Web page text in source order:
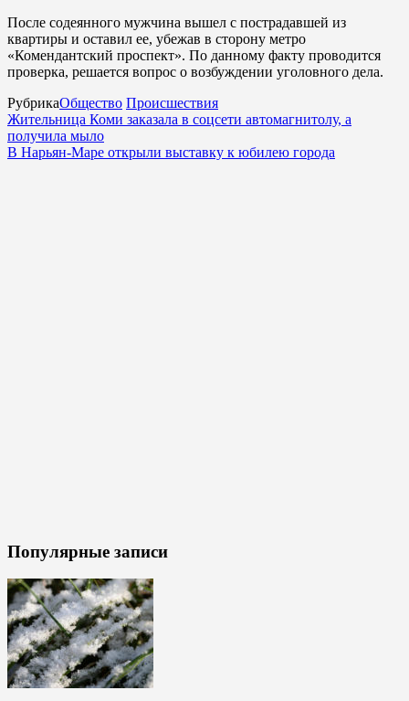
После содеянного мужчина вышел с пострадавшей из
квартиры и оставил ее, убежав в сторону метро
«Комендантский проспект». По данному факту проводится
проверка, решается вопрос о возбуждении уголовного дела.
РубрикаОбщество Происшествия
Жительница Коми заказала в соцсети автомагнитолу, а
получила мыло
В Нарьян-Маре открыли выставку к юбилею города
Популярные записи